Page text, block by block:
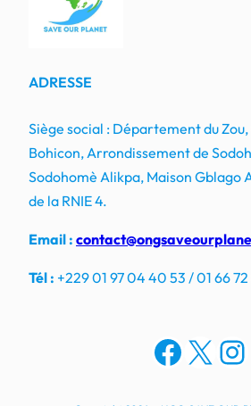
ADRESSE
Siège social : Département du
Bohicon, Arrondissement de
Sodohomè Alikpa, Maison Gblago
de la RNIE 4.
Email :
Tél : +229 01 97 04 40 53 / 01 66
X